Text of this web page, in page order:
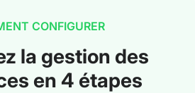
CONFIGURER
la gestion des
en 4 étapes